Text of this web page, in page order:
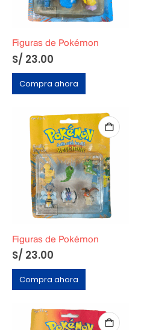
Figuras de Pokémon
S/ 23.00
Compra ahora
Figuras de Pokémon
S/ 23.00
Compra ahora